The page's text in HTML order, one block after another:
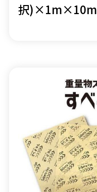
択)×1m×10m